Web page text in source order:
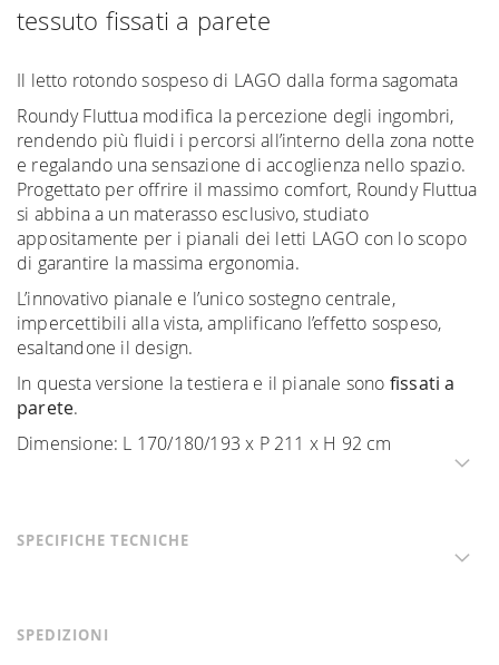
tessuto fissati a parete
Il letto rotondo sospeso di LAGO dalla forma sagomata
Roundy Fluttua modifica la percezione degli ingombri,
rendendo più fluidi i percorsi all’interno della zona notte
e regalando una sensazione di accoglienza nello spazio.
Progettato per offrire il massimo comfort, Roundy Fluttua
si abbina a un materasso esclusivo, studiato
appositamente per i pianali dei letti LAGO con lo scopo
di garantire la massima ergonomia.
L’innovativo pianale e l’unico sostegno centrale,
impercettibili alla vista, amplificano l’effetto sospeso,
esaltandone il design.
In questa versione la testiera e il pianale sono fissati a
parete.
Dimensione: L 170/180/193 x P 211 x H 92 cm
SPECIFICHE TECNICHE
SPEDIZIONI